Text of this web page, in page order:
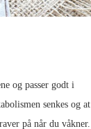
og passer godt i
senkes og at
på når du våkner.